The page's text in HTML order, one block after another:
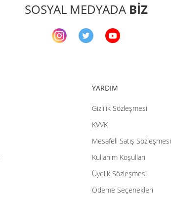
Gönder
SOSYAL MEDYADA BİZ
YARDIM
Gizlilik Sözleşmesi
KVVK
Mesafeli Satış Sözleşmesi
Kullanım Koşulları
Üyelik Sözleşmesi
Ödeme Seçenekleri